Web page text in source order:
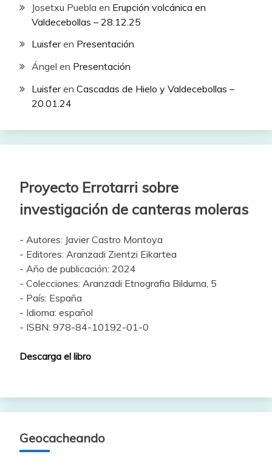
Josetxu Puebla en Erupción volcánica en
Valdecebollas – 28.12.25
Luisferen Presentación
Ángel en Presentación
Luisferen Cascadas de Hielo y Valdecebollas –
20.01.24
Proyecto Errotarri sobre
investigación de canteras moleras
- Autores: Javier Castro Montoya
- Editores: Aranzadi Zientzi Eikartea
- Año de publicación: 2024
- Colecciones: Aranzadi Etnografia Bilduma, 5
- País: España
- Idioma: español
- ISBN: 978-84-10192-01-0
Descarga el libro
Geocacheando